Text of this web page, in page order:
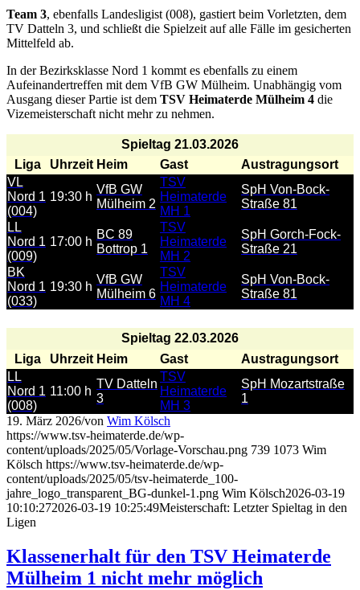
Team 3, ebenfalls Landesligist (008), gastiert beim Vorletzten, dem
TV Datteln 3, und schließt die Spielzeit auf alle Fälle im gesicherten
Mittelfeld ab.
In der Bezirksklasse Nord 1 kommt es ebenfalls zu einem
Aufeinandertreffen mit dem VfB GW Mülheim. Unabhängig vom
Ausgang dieser Partie ist dem TSV Heimaterde Mülheim 4 die
Vizemeisterschaft nicht mehr zu nehmen.
Spieltag 21.03.2026
Liga
Uhrzeit Heim Gast
Austragungsort
VL
Nord 1
(004)
19:30 h
VfB GW
Mülheim 2
TSV
Heimaterde
MH 1
SpH Von-Bock-
Straße 81
LL
Nord 1
(009)
17:00 h
BC 89
Bottrop 1
TSV
Heimaterde
MH 2
SpH Gorch-Fock-
Straße 21
BK
Nord 1
(033)
19:30 h
VfB GW
Mülheim 6
TSV
Heimaterde
MH 4
SpH Von-Bock-
Straße 81
Spieltag 22.03.2026
Liga
Uhrzeit Heim Gast
Austragungsort
LL
Nord 1
(008)
11:00 h
TV Datteln
3
TSV
Heimaterde
MH 3
SpH Mozartstraße
1
19. März 2026/von Wim Kölsch
https://www.tsv-heimaterde.de/wp-
content/uploads/2025/05/Vorlage-Vorschau.png 739 1073 Wim
Kölsch https://www.tsv-heimaterde.de/wp-
content/uploads/2025/05/tsv-heimaterde_100-
jahre_logo_transparent_BG-dunkel-1.png Wim Kölsch2026-03-19
10:10:272026-03-19 10:25:49Meisterschaft: Letzter Spieltag in den
Ligen
Klassenerhalt für den TSV Heimaterde
Mülheim 1 nicht mehr möglich